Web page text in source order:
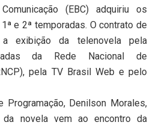
(EBC) adquiriu os
e 2ª temporadas. O contrato de
a exibição da telenovela pela
da Rede Nacional de
pela TV Brasil Web e pelo
Programação, Denilson Morales,
novela vem ao encontro da